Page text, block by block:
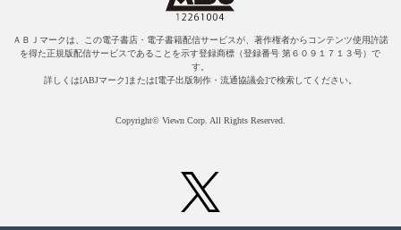
ＡＢＪマークは、この電子書店・電子書籍配信サービスが、著作権者からコンテンツ使用許諾
を得た正規版配信サービスであることを示す登録商標（登録番号 第６０９１７１３号）で
す。
詳しくは[ABJマーク]または[電子出版制作・流通協議会]で検索してください。
Copyright© Viewn Corp. All Rights Reserved.